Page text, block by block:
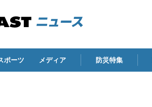
ポーツ メディア 防災特集